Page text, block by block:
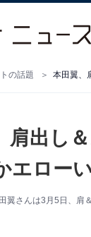
の話題 本田翼、
肩出し
エロー
翼さんは3月5日、肩